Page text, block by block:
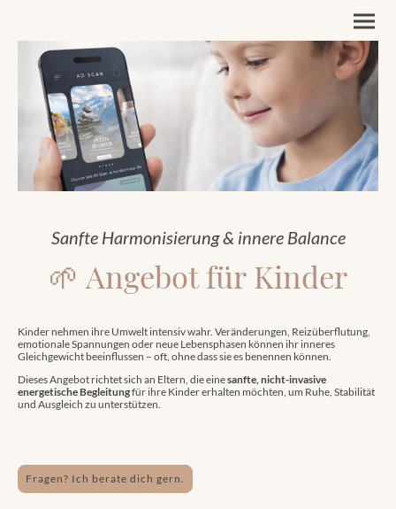
Sanfte Harmonisierung & innere Balance
🌱 Angebot für Kinder
Kinder nehmen ihre Umwelt intensiv wahr. Veränderungen, Reizüberflutung,
emotionale Spannungen oder neue Lebensphasen können ihr inneres
Gleichgewicht beeinflussen – oft, ohne dass sie es benennen können.
Dieses Angebot richtet sich an Eltern, die einesanfte, nicht-invasive
energetische Begleitungfür ihre Kinder erhalten möchten, um Ruhe, Stabilität
und Ausgleich zu unterstützen.
Fragen? Ich berate dich gern.